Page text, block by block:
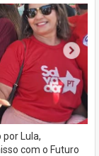
por Lula,
com o Futuro